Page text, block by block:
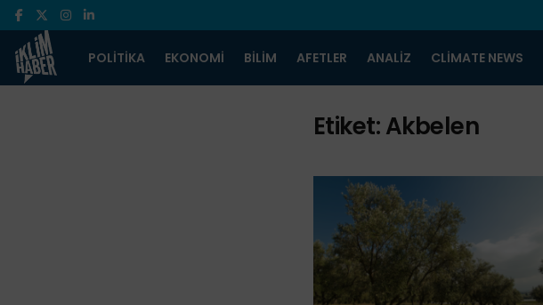
POLITIKA EKONOMI BILIM AFETLER ANALIZ CLIMATE NEWS
Etiket:Akbelen